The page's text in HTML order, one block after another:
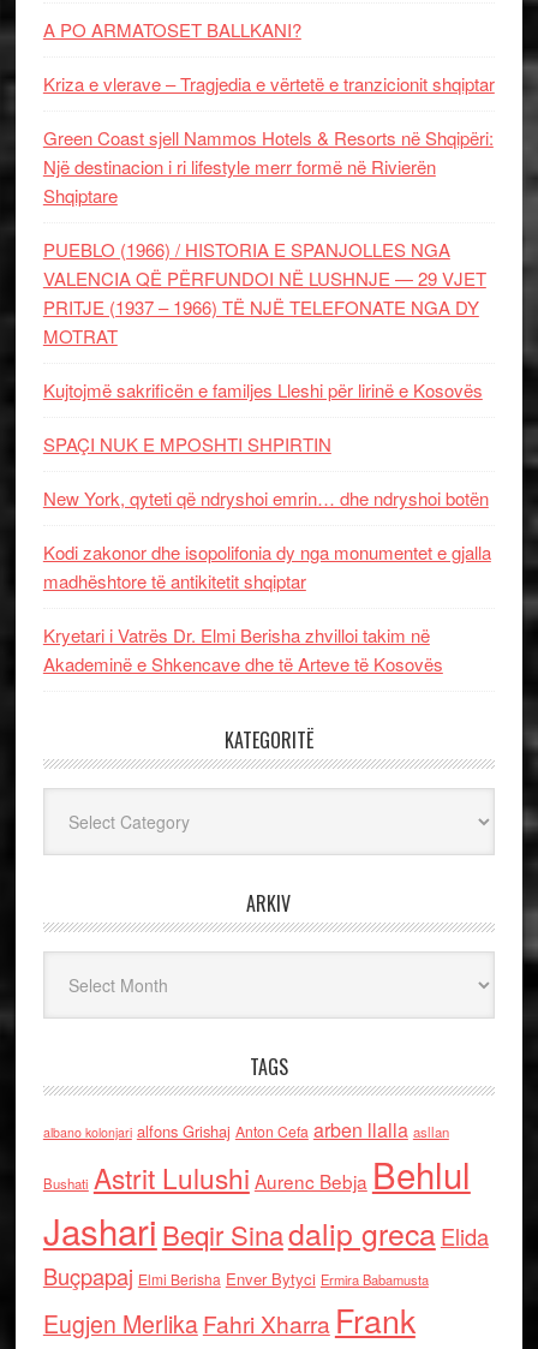
A PO ARMATOSET BALLKANI?
Kriza e vlerave – Tragjedia e vërtetë e tranzicionit shqiptar
Green Coast sjell Nammos Hotels & Resorts në Shqipëri:
Një destinacion i ri lifestyle merr formë në Rivierën
Shqiptare
PUEBLO (1966) / HISTORIA E SPANJOLLES NGA
VALENCIA QË PËRFUNDOI NË LUSHNJE — 29 VJET
PRITJE (1937 – 1966) TË NJË TELEFONATE NGA DY
MOTRAT
Kujtojmë sakrificën e familjes Lleshi për lirinë e Kosovës
SPAÇI NUK E MPOSHTI SHPIRTIN
New York, qyteti që ndryshoi emrin… dhe ndryshoi botën
Kodi zakonor dhe isopolifonia dy nga monumentet e gjalla
madhështore të antikitetit shqiptar
Kryetari i Vatrës Dr. Elmi Berisha zhvilloi takim në
Akademinë e Shkencave dhe të Arteve të Kosovës
KATEGORITË
ARKIV
TAGS
albano kolonjari alfons Grishaj Anton Cefa arben llalla asllan
Bushati Astrit Lulushi Aurenc Bebja Behlul
Jashari Beqir Sinadalip grecaElida
Buçpapaj Elmi Berisha Enver Bytyci Ermira Babamusta
Eugjen MerlikaFahri Xharra Frank